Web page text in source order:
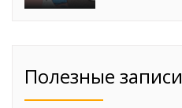
Полезные записи